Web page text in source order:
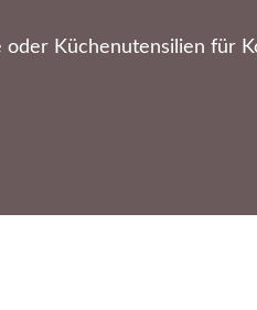
oder Küchenutensilien für